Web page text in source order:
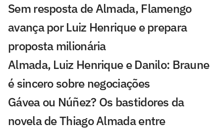
Sem resposta de Almada, Flamengo
avança por Luiz Henrique e prepara
proposta milionária
Almada, Luiz Henrique e Danilo: Braune
é sincero sobre negociações
Gávea ou Núñez? Os bastidores da
novela de Thiago Almada entre